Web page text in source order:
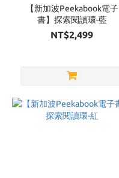
新加波
Peekabook
電子書 (3)
【新加波Peekabook電子
書】探索閱讀環-藍
NT$2,499